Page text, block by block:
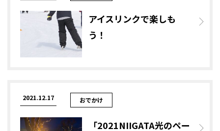
アイスリンクで楽しも
う！
2021.12.17 おでかけ
「2021NIIGATA光のペー